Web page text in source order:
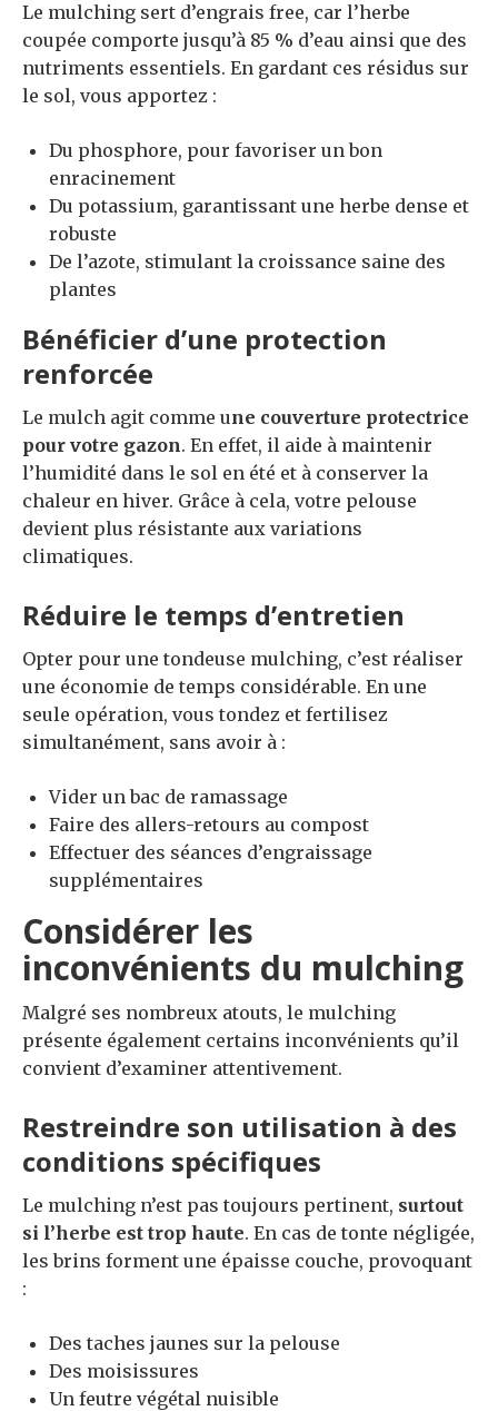
Le mulching sert d’engrais free, car l’herbe
coupée comporte jusqu’à 85 % d’eau ainsi que des
nutriments essentiels. En gardant ces résidus sur
le sol, vous apportez :
Du phosphore, pour favoriser un bon
enracinement
Du potassium, garantissant une herbe dense et
robuste
De l’azote, stimulant la croissance saine des
plantes
Bénéficier d’une protection
renforcée
Le mulch agit comme une couverture protectrice
pour votre gazon. En effet, il aide à maintenir
l’humidité dans le sol en été et à conserver la
chaleur en hiver. Grâce à cela, votre pelouse
devient plus résistante aux variations
climatiques.
Réduire le temps d’entretien
Opter pour une tondeuse mulching, c’est réaliser
une économie de temps considérable. En une
seule opération, vous tondez et fertilisez
simultanément, sans avoir à :
Vider un bac de ramassage
Faire des allers-retours au compost
Effectuer des séances d’engraissage
supplémentaires
Considérer les
inconvénients du mulching
Malgré ses nombreux atouts, le mulching
présente également certains inconvénients qu’il
convient d’examiner attentivement.
Restreindre son utilisation à des
conditions spécifiques
Le mulching n’est pas toujours pertinent, surtout
si l’herbe est trop haute. En cas de tonte négligée,
les brins forment une épaisse couche, provoquant
:
Des taches jaunes sur la pelouse
Des moisissures
Un feutre végétal nuisible